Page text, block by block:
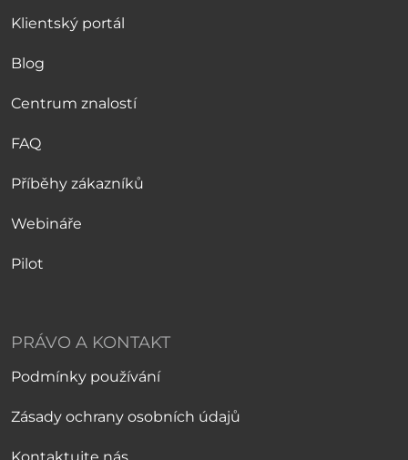
Klientský portál
Blog
Centrum znalostí
FAQ
Příběhy zákazníků
Webináře
Pilot
PRÁVO A KONTAKT
Podmínky používání
Zásady ochrany osobních údajů